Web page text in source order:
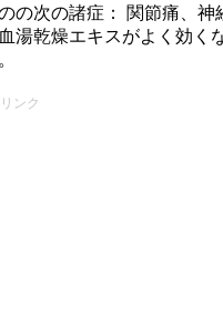
の次の諸症： 関節痛、
湯乾燥エキスがよく効く
ンク